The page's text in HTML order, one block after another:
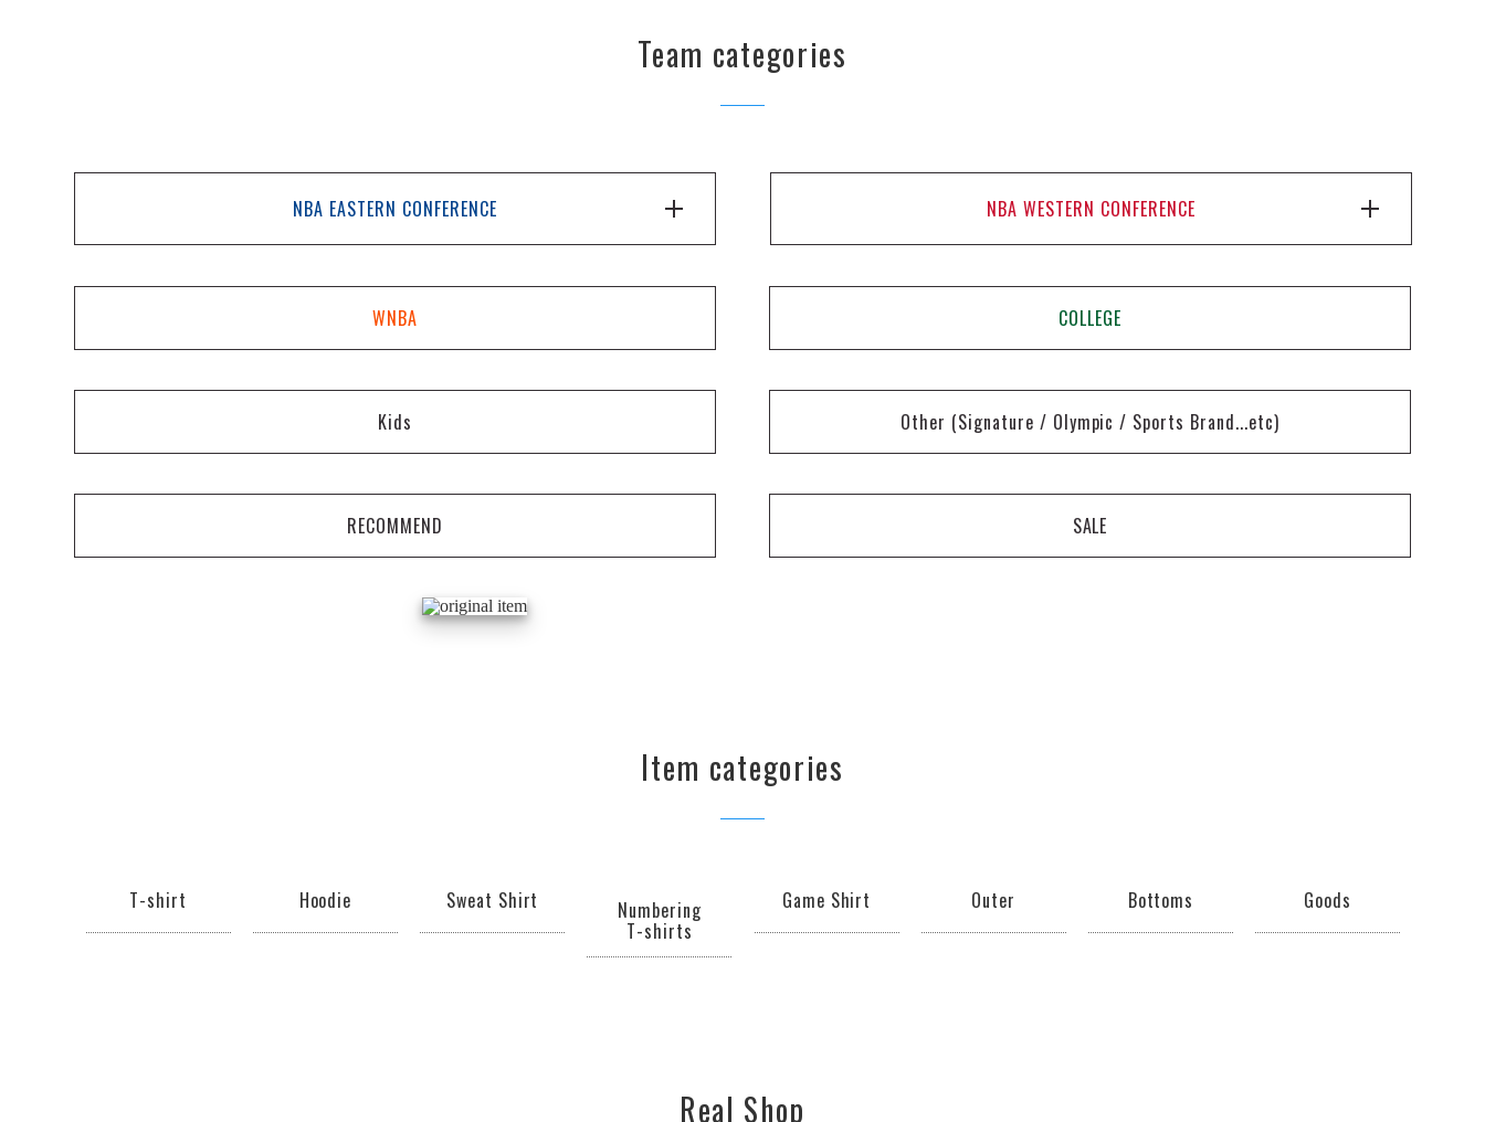
Team categories
NBA EASTERN CONFERENCE NBA WESTERN CONFERENCE
WNBA COLLEGE
Kids Other (Signature / Olympic / Sports Brand...etc)
RECOMMEND SALE
Item categories
T-shirt Hoodie Sweat Shirt Numbering
T-shirts
Game Shirt Outer Bottoms Goods
Real Shop